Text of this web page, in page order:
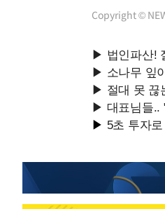
Copyright ©